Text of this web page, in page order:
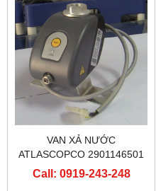
VAN XẢ NƯỚC
ATLASCOPCO 2901146501
Call: 0919-243-248